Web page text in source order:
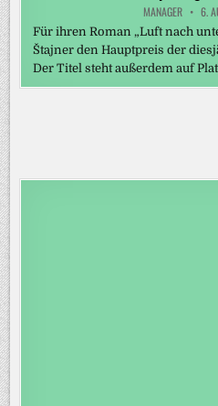
MANAGER 6.
Für ihren Roman „Luft nach
Štajner den Hauptpreis der
Der Titel steht außerdem auf